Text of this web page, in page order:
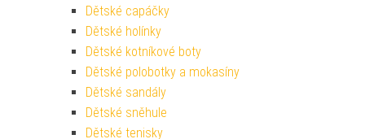
Dětské capáčky
Dětské holínky
Dětské kotníkové boty
Dětské polobotky a mokasíny
Dětské sandály
Dětské sněhule
Dětské tenisky